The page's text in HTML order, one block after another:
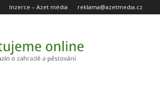
Inzerce – Azet média reklama@azetmedia.cz
online